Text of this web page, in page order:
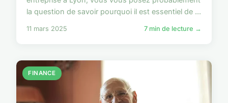
la question de savoir pourquoi il est essentiel de ...
11 mars 2025 7 min de lecture →
FINANCE